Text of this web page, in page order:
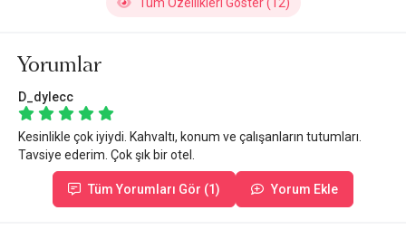
Yorumlar
D_dylecc
Kesinlikle çok iyiydi. Kahvaltı, konum ve çalışanların tutumları.
Tavsiye ederim. Çok şık bir otel.
Tüm Yorumları Gör (1) Yorum Ekle